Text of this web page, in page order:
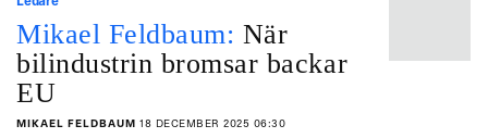
Mikael Feldbaum: När
bilindustrin bromsar backar
EU
MIKAEL FELDBAUM 18 DECEMBER 2025 06:30